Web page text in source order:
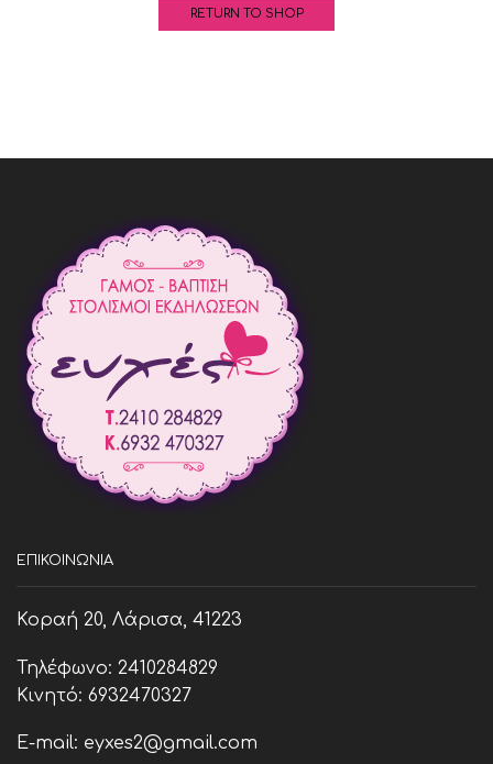
RETURN TO SHOP
ΕΠΙΚΟΙΝΩΝΊΑ
Κοραή 20, Λάρισα, 41223
Τηλέφωνο: 2410284829
Κινητό: 6932470327
E-mail: eyxes2@gmail.com